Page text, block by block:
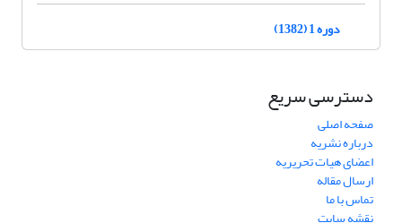
دوره 1 (1382)
دسترسی سریع
صفحه اصلی
درباره نشریه
اعضای هیات تحریریه
ارسال مقاله
تماس با ما
نقشه سایت